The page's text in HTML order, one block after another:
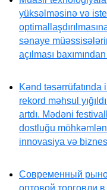
yüksəlməsinə və
sənaye
açılması
Kənd
rekord məhsul
artdı. Mədəni
dostluğu
innovasiya və
Современный